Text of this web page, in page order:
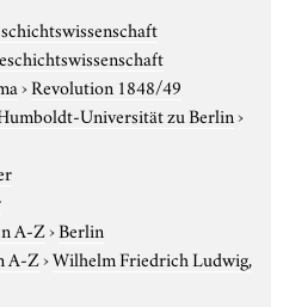
›Revolution 1848/49
Universität zu Berlin›
A-Z›Berlin
A-Z›Wilhelm Friedrich Ludwig,